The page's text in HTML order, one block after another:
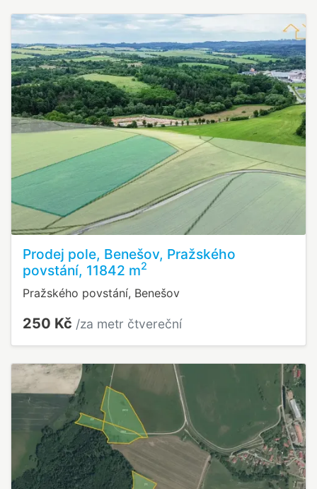
Prodej pole, Benešov, Pražského
povstání, 11842 m2
Pražského povstání, Benešov
250 Kč /za metr čtvereční